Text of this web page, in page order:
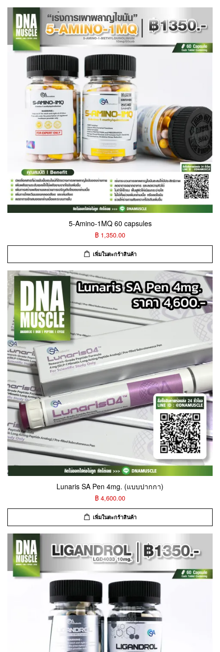
5-Amino-1MQ 60 capsules
฿ 1,350.00
เพิ่มในตะกร้าสินค้า
Lunaris SA Pen 4mg. (แบบปากกา)
฿ 4,600.00
เพิ่มในตะกร้าสินค้า